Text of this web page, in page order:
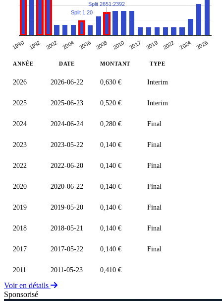
1990 1992 2002 2004 2006 2008 2010 2017 2019 2022 2024 2026
Split 1:20
Split 2651:2392
ANNÉE DATE MONTANT TYPE
2026 2026-06-22 0,630 € Interim
2025 2025-06-23 0,520 € Interim
2024 2024-06-24 0,280 € Final
2023 2023-05-22 0,140 € Final
2022 2022-06-20 0,140 € Final
2020 2020-06-22 0,140 € Final
2019 2019-05-20 0,140 € Final
2018 2018-05-21 0,140 € Final
2017 2017-05-22 0,140 € Final
2011 2011-05-23 0,410 €
Voir en détails
Sponsorisé